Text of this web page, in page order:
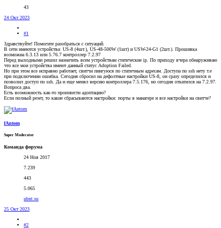
43
24 Окт 2023
#1
Здравствуйте! Помогите разобраться с ситуаций.
В сети имеются устройства: US-8 (4шт.), US-48-500W (1шт) и USW-24-G1 (2шт.). Прошивка
возможна 6.3.13 или 5.76.7 контроллер 7.2.97
Перед выходными решил назначить всем устройствам статические ip. По приходу вчера обнаруживаю
что все мои устройства имеют данный статус Adoption Failed.
Но при этом все исправно работает, свитчи пингуюся по статичным адресам. Доступа по ssh нету т.е
при подключении ошибка. Сегодня сбросил на дефолтные настройки US-8, он сразу определился и
позволил доступ по ssh. Да и еще менял версию контроллера 7.5.176, но сегодня откатился на 7.2.97.
Вопроса два.
Есть возможность как-то произвести адоптацию?
Если полный резет, то какие сбрасываются настройки: порты в манагере и все настройки на свитче?
fAntom
Super Moderator
Команда форума
24 Ноя 2017
7.239
443
5.065
ubnt.su
25 Окт 2023
#2